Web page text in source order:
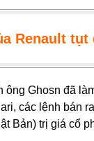
Renault tụt
ông Ghosn đã
các lệnh bán
Bản) trị giá cổ